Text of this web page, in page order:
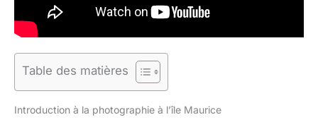
Table des matières
Introduction à la photographie à l’île Maurice